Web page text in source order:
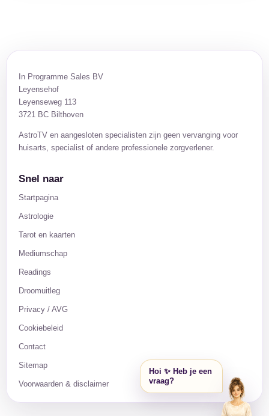
In Programme Sales BV
Leyensehof
Leyenseweg 113
3721 BC Bilthoven
AstroTV en aangesloten specialisten zijn geen vervanging voor
huisarts, specialist of andere professionele zorgverlener.
Snel naar
Startpagina
Astrologie
Tarot en kaarten
Mediumschap
Readings
Droomuitleg
Privacy / AVG
Cookiebeleid
Contact
Sitemap
Voorwaarden & disclaimer
Hoi ✨ Heb je een
vraag?